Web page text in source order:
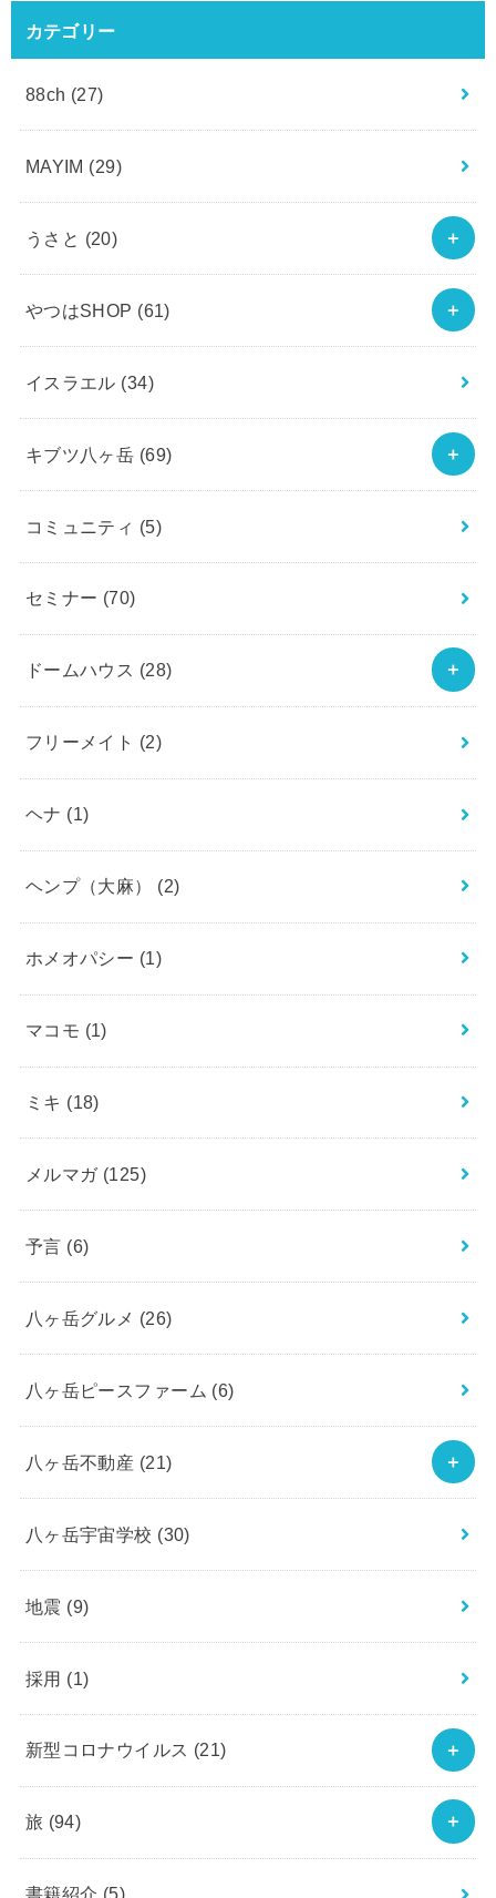
カテゴリー
88ch (27)
MAYIM (29)
うさと (20)
やつはSHOP (61)
イスラエル (34)
キブツ八ヶ岳 (69)
コミュニティ (5)
セミナー (70)
ドームハウス (28)
フリーメイト (2)
ヘナ (1)
ヘンプ（大麻） (2)
ホメオパシー (1)
マコモ (1)
ミキ (18)
メルマガ (125)
予言 (6)
八ヶ岳グルメ (26)
八ヶ岳ピースファーム (6)
八ヶ岳不動産 (21)
八ヶ岳宇宙学校 (30)
地震 (9)
採用 (1)
新型コロナウイルス (21)
旅 (94)
書籍紹介 (5)